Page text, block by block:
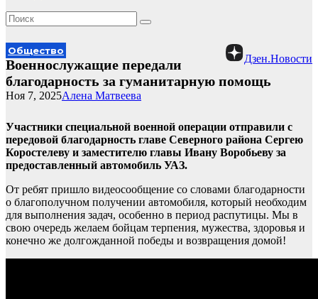
Дзен.Новости
Общество
Военнослужащие передали
благодарность за гуманитарную помощь
Алена Матвеева
Ноя 7, 2025
Участники специальной военной операции отправили с
передовой благодарность главе Северного района Сергею
Коростелеву и заместителю главы Ивану Воробьеву за
предоставленный автомобиль УАЗ.
От ребят пришло видеосообщение со словами благодарности
о благополучном получении автомобиля, который необходим
для выполнения задач, особенно в период распутицы. Мы в
свою очередь желаем бойцам терпения, мужества, здоровья и
конечно же долгожданной победы и возвращения домой!